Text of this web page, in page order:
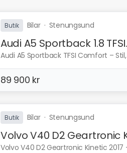
Butik Bilar· Stenungsund
Audi A5 Sportback 1.8
Audi A5 Sportback TFSI Comfort –
89 900 kr
Butik Bilar· Stenungsund
Volvo V40 D2 Geartronic
Volvo V40 D2 Geartronic Kinetic